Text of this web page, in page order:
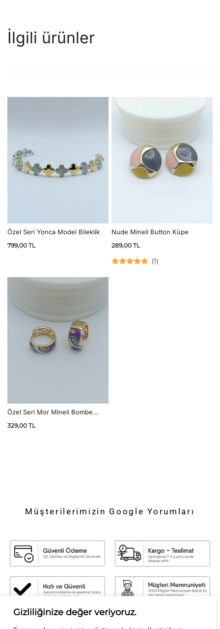
Gizliliğinize değer veriyoruz.
İlgili ürünler
Özel Seri Yonca Model Bileklik
799,00 TL
Nude Mineli Button Küpe
289,00 TL
(1)
Özel Seri Mor Mineli Bombe
329,00 TL
Müşterilerimizin Google Yorumları